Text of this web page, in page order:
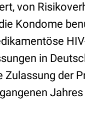
von
Kondome
in
der
Jahres